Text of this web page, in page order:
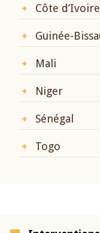
Côte d’Ivoire
Guinée-
Mali
Niger
Sénégal
Togo